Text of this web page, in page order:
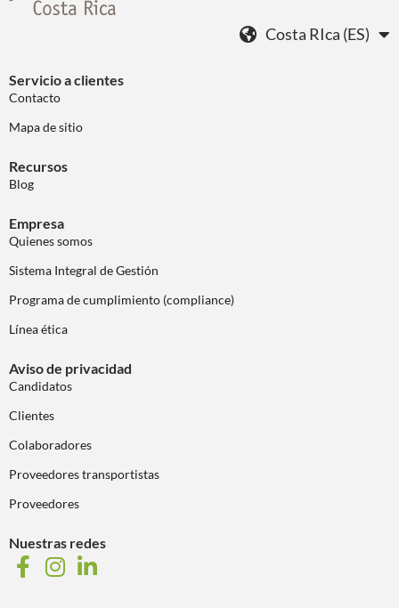
Costa RIca (ES)
Servicio a clientes
Contacto
Mapa de sitio
Recursos
Blog
Empresa
Quienes somos
Sistema Integral de Gestión
Programa de cumplimiento (compliance)
Línea ética
Aviso de privacidad
Candidatos
Clientes
Colaboradores
Proveedores transportistas
Proveedores
Nuestras redes